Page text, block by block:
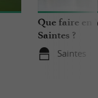
Que faire en
Saintes ?
Saintes